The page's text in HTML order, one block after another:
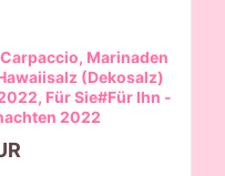
Marinaden
(Dekosalz)
Für Sie#Für Ihn -
2022